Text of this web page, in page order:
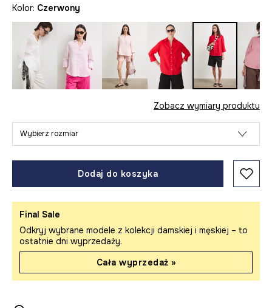
Kolor: czerwony
Zobacz wymiary produktu
Wybierz rozmiar
Dodaj do koszyka
Final Sale
Odkryj wybrane modele z kolekcji damskiej i męskiej – to
ostatnie dni wyprzedaży.
Cała wyprzedaż »